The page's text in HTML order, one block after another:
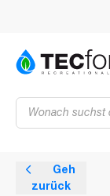
Products
search
zurück